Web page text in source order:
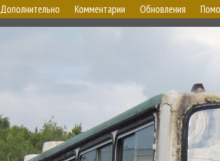
Дополнительно Комментарии Обновления